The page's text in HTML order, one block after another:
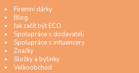
Firemní dárky
Blog
Jak začít být ECO
Spolupráce s dodavateli
Spolupráce s influencery
Značky
Složky a bylinky
Velkoobchod